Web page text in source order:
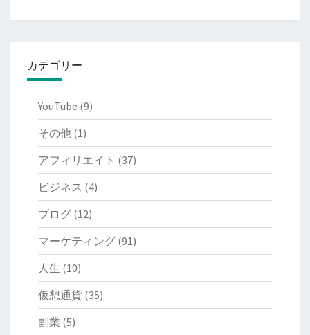
カテゴリー
YouTube (9)
その他 (1)
アフィリエイト (37)
ビジネス (4)
ブログ (12)
マーケティング (91)
人生 (10)
仮想通貨 (35)
副業 (5)